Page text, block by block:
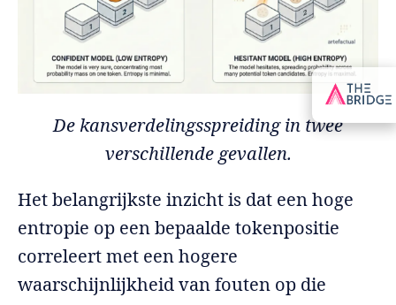
De kansverdelingsspreiding in twee
verschillende gevallen.
Het belangrijkste inzicht is dat een hoge
entropie op een bepaalde tokenpositie
correleert met een hogere
waarschijnlijkheid van fouten op die